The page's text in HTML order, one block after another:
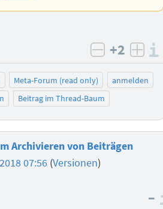
negativ
+2
Meta-Forum (read only)
anmelden
Beitrag im Thread-Baum
Archivieren von Beiträgen
07:56 (Versionen)
–